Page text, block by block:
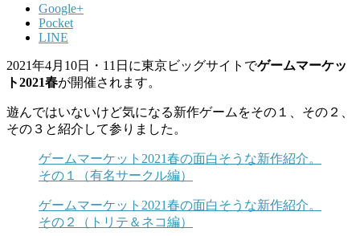
Google+
Pocket
LINE
2021年4月10日・11日に東京ビッグサイトでゲームマーケッ
ト2021春が開催されます。
遊んではいないけど気になる新作ゲームをその１、その２、
その３と紹介して参りました。
ゲームマーケット2021春の面白そうな新作紹介。
その１（有名サークル編）
ゲームマーケット2021春の面白そうな新作紹介。
その２（トリテ＆ネコ編）